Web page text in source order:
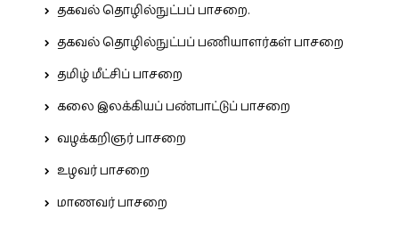
தகவல் தொழில்நுட்பப் பாசறை.
தகவல் தொழில்நுட்பப் பணியாளர்கள் பாசறை
தமிழ் மீட்சிப் பாசறை
கலை இலக்கியப் பண்பாட்டுப் பாசறை
வழக்கறிஞர் பாசறை
உழவர் பாசறை
மாணவர் பாசறை